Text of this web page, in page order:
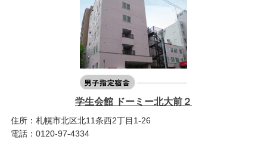
学生会館 ドーミー北大前２
住所：札幌市北区北11条西2丁目1-26
電話：0120-97-4334